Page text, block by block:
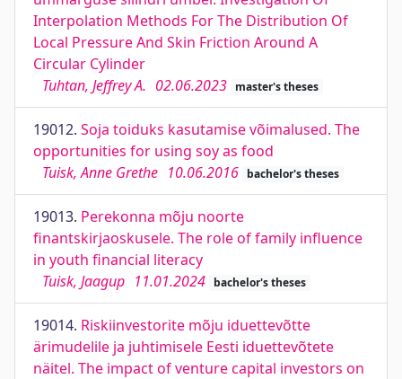
Interpolation Methods For The Distribution Of
Local Pressure And Skin Friction Around A
Circular Cylinder
Tuhtan, Jeffrey A. 02.06.2023 master's theses
19012. Soja toiduks kasutamise võimalused. The
opportunities for using soy as food
Tuisk, Anne Grethe 10.06.2016 bachelor's theses
19013. Perekonna mõju noorte
finantskirjaoskusele. The role of family influence
in youth financial literacy
Tuisk, Jaagup 11.01.2024 bachelor's theses
19014. Riskiinvestorite mõju iduettevõtte
ärimudelile ja juhtimisele Eesti iduettevõtete
näitel. The impact of venture capital investors on